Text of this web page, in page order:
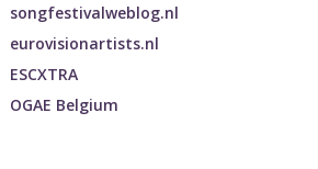
songfestivalweblog.nl
eurovisionartists.nl
ESCXTRA
OGAE Belgium